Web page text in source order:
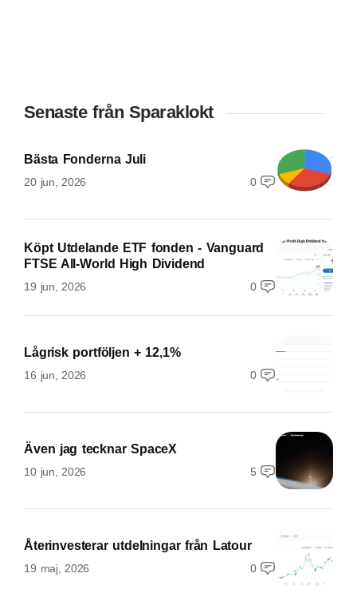
Senaste från Sparaklokt
Bästa Fonderna Juli
20 jun, 2026 0
Köpt Utdelande ETF fonden - Vanguard
FTSE All-World High Dividend
19 jun, 2026 0
Lågrisk portföljen + 12,1%
16 jun, 2026 0
Även jag tecknar SpaceX
10 jun, 2026 5
Återinvesterar utdelningar från Latour
19 maj, 2026 0